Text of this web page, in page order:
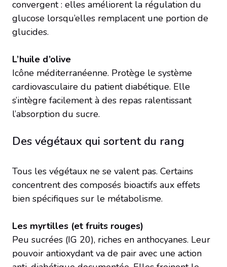
convergent : elles améliorent la régulation du
glucose lorsqu’elles remplacent une portion de
glucides.
L’huile d’olive
Icône méditerranéenne. Protège le système
cardiovasculaire du patient diabétique. Elle
s’intègre facilement à des repas ralentissant
l’absorption du sucre.
Des végétaux qui sortent du rang
Tous les végétaux ne se valent pas. Certains
concentrent des composés bioactifs aux effets
bien spécifiques sur le métabolisme.
Les myrtilles (et fruits rouges)
Peu sucrées (IG 20), riches en anthocyanes. Leur
pouvoir antioxydant va de pair avec une action